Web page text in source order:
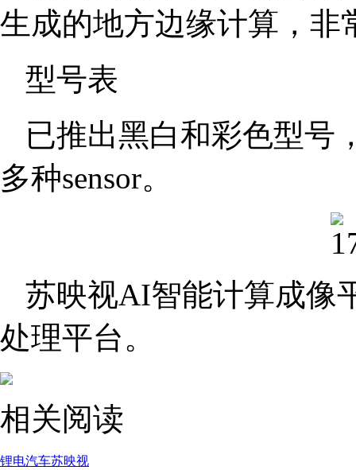
生成的地方边缘计算，非
型号表
已推出黑白和彩色型号
多种sensor。
苏映视AI智能计算成像
处理平台。
相关阅读
锂电汽车苏映视